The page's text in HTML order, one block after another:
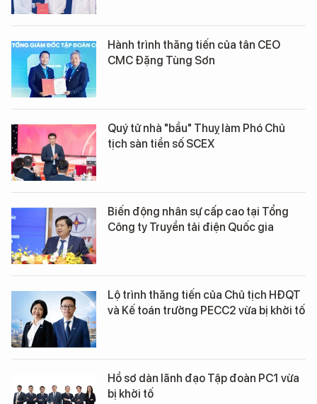
Hành trình thăng tiến của tân CEO
CMC Đặng Tùng Sơn
Quý tử nhà "bầu" Thuỵ làm Phó Chủ
tịch sàn tiền số SCEX
Biến động nhân sự cấp cao tại Tổng
Công ty Truyền tải điện Quốc gia
Lộ trình thăng tiến của Chủ tịch HĐQT
và Kế toán trưởng PECC2 vừa bị khởi tố
Hồ sơ dàn lãnh đạo Tập đoàn PC1 vừa
bị khởi tố